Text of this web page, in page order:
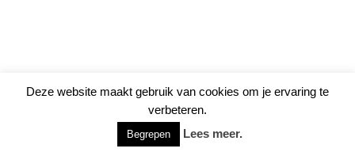
Deze website maakt gebruik van cookies om je ervaring te
verbeteren.
Begrepen Lees meer.